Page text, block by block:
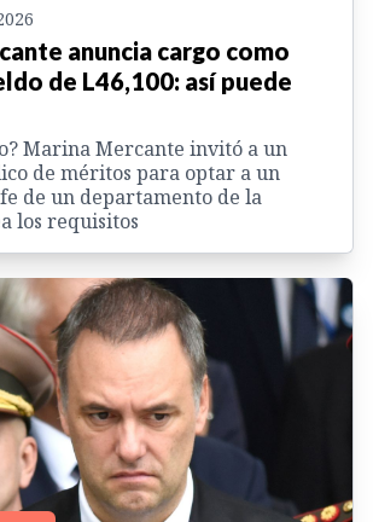
anuncia cargo como
de L46,100: así puede
Marina Mercante invitó a un
de méritos para optar a un
de un departamento de la
los requisitos